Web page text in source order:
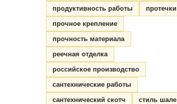
продуктивность работы
протечки
прочное крепление
прочность материала
реечная отделка
российское производство
сантехнические работы
сантехнический скотч
стиль шале